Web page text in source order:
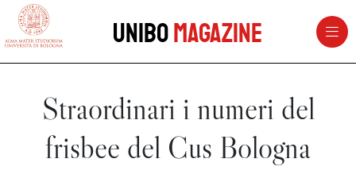
vai al contenuto della pagina
UniboMagazine
Straordinari i numeri del
frisbee del Cus Bologna